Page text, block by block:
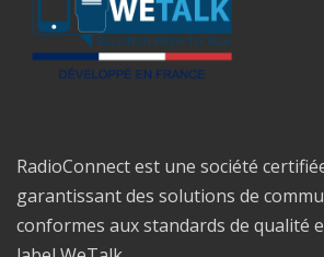
RadioConnect est une société
garantissant des solutions de
conformes aux standards de qualité